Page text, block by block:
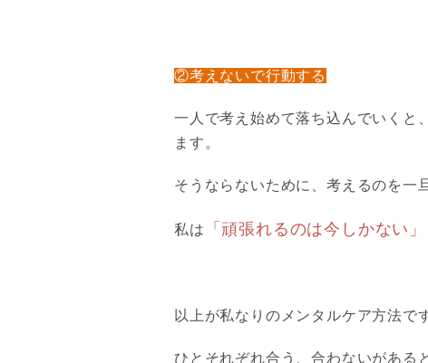
②考えないで行動する
一人で考え始めて落ち込んでいくと
ます。
そうならないために、考えるのを一
私は 「頑張れるのは今しかない」
以上が私なりのメンタルケア方法で
ひとそれぞれ合う、合わないがある